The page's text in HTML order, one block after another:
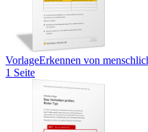
VorlageErkennen von
1 Seite